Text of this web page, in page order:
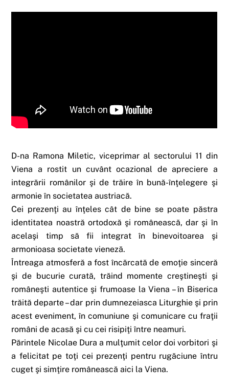
D-na Ramona Miletic, viceprimar al sectorului 11 din
Viena a rostit un cuvânt ocazional de apreciere a
integrării românilor şi de trăire în bună-înţelegere şi
armonie în societatea austriacă.
Cei prezenţi au înţeles cât de bine se poate păstra
identitatea noastră ortodoxă şi românească, dar şi în
acelaşi timp să fii integrat în binevoitoarea şi
armonioasa societate vieneză.
Întreaga atmosferă a fost încărcată de emoţie sinceră
şi de bucurie curată, trăind momente creştineşti şi
româneşti autentice şi frumoase la Viena – în Biserica
trăită departe – dar prin dumnezeiasca Liturghie şi prin
acest eveniment, în comuniune şi comunicare cu fraţii
români de acasă şi cu cei risipiţi între neamuri.
Părintele Nicolae Dura a mulţumit celor doi vorbitori şi
a felicitat pe toţi cei prezenţi pentru rugăciune întru
cuget şi simţire românească aici la Viena.